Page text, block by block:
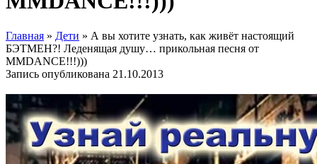
Главная » Дети » А вы хотите узнать, как живёт настоящий
БЭТМЕН?! Леденящая душу… прикольная песня от
MMDANCE!!!)))
Запись опубликована 21.10.2013